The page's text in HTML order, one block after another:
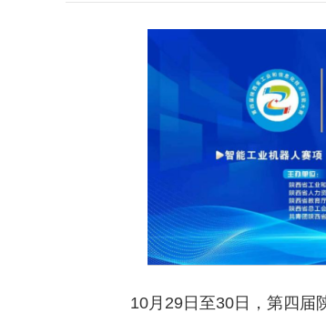
10月29日至30日，第四届